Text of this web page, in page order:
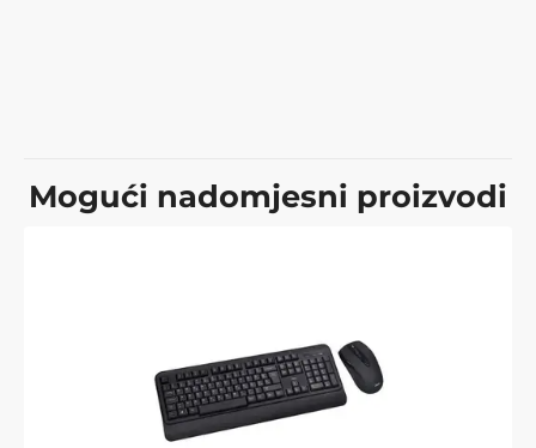
Mogući nadomjesni proizvodi